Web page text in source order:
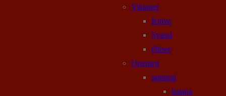
Vikinger
Knive
Sværd
Økser
Orienten
samurai
katana